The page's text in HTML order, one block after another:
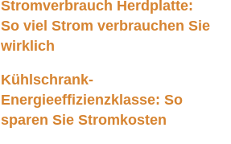
Stromverbrauch Herdplatte:
So viel Strom verbrauchen Sie
wirklich
Kühlschrank-
Energieeffizienzklasse: So
sparen Sie Stromkosten